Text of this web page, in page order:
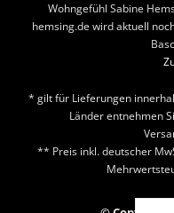
Wohngefühl Sabine
hemsing.de wird aktuell
* gilt für Lieferungen
Länder entnehmen
** Preis inkl. deutscher